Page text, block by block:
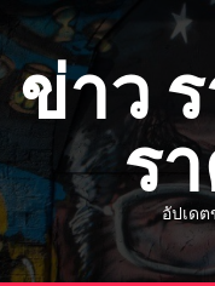
to
content
ข่าว
ร
อัปเด